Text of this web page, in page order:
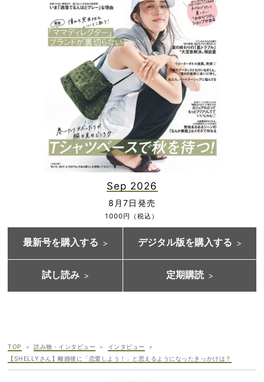
Sep 2026
8月7日発売
1000円（税込）
最新号を購入する デジタル版を購入する
試し読み 定期購読
TOP 読み物・インタビュー
インタビュー
【SHELLYさん】離婚後に「恋愛しよう！」と思えるようになったきっかけは？